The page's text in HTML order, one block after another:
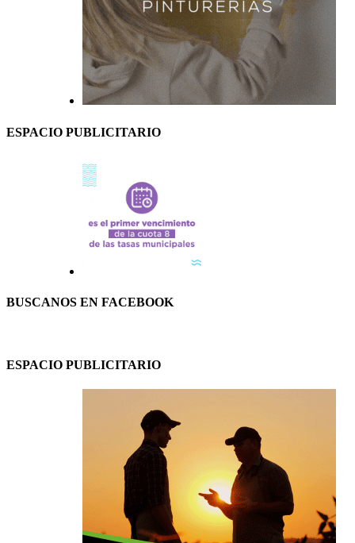
ESPACIO PUBLICITARIO
BUSCANOS EN FACEBOOK
ESPACIO PUBLICITARIO